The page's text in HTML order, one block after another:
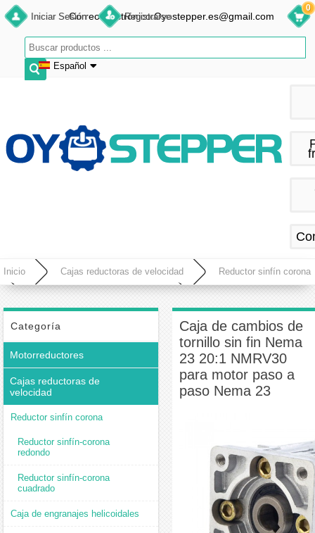
Iniciar Sesión Registrarse
Español
Français
Español
Correo electrónico:Oyostepper.es@gmail.com
0
Inicio Cajas reductoras de velocidad Reductor sinfín corona
fin Nema 23 20:1 NMRV30 para motor paso a paso Nema 23
Categoría
Motorreductores
Cajas reductoras de
velocidad
Reductor sinfín corona
Reductor sinfín-corona
redondo
Reductor sinfín-corona
cuadrado
Caja de engranajes helicoidales
Caja de cambios de
tornillo sin fin Nema
23 20:1 NMRV30
para motor paso a
paso Nema 23